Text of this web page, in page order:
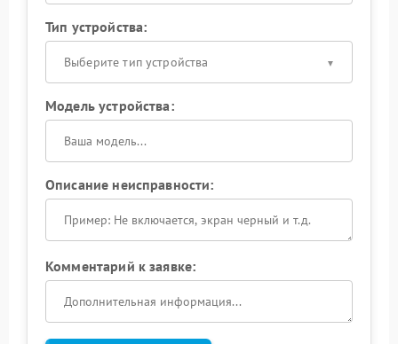
Тип устройства:
Выберите тип устройства
Модель устройства:
Описание неисправности:
Комментарий к заявке: